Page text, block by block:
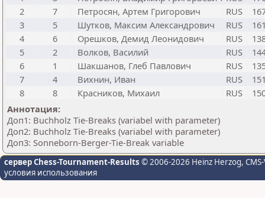
2
7 Петросян, Артем Григорович RUS
3
5 Шутков, Максим Александрович RUS
4
6 Орешков, Демид Леонидович RUS
5
2 Волков, Василий RUS
6
1 Шакшанов, Глеб Павлович RUS
7
4 Вихнин, Иван RUS
8
8 Красников, Михаил RUS
Аннотация:
Доп1: Buchholz Tie-Breaks (variabel with parameter)
Доп2: Buchholz Tie-Breaks (variabel with parameter)
Доп3: Sonneborn-Berger-Tie-Break variable
сервер Chess-Tournament-Results © 2006-2026 Heinz Herzog,
условия использования